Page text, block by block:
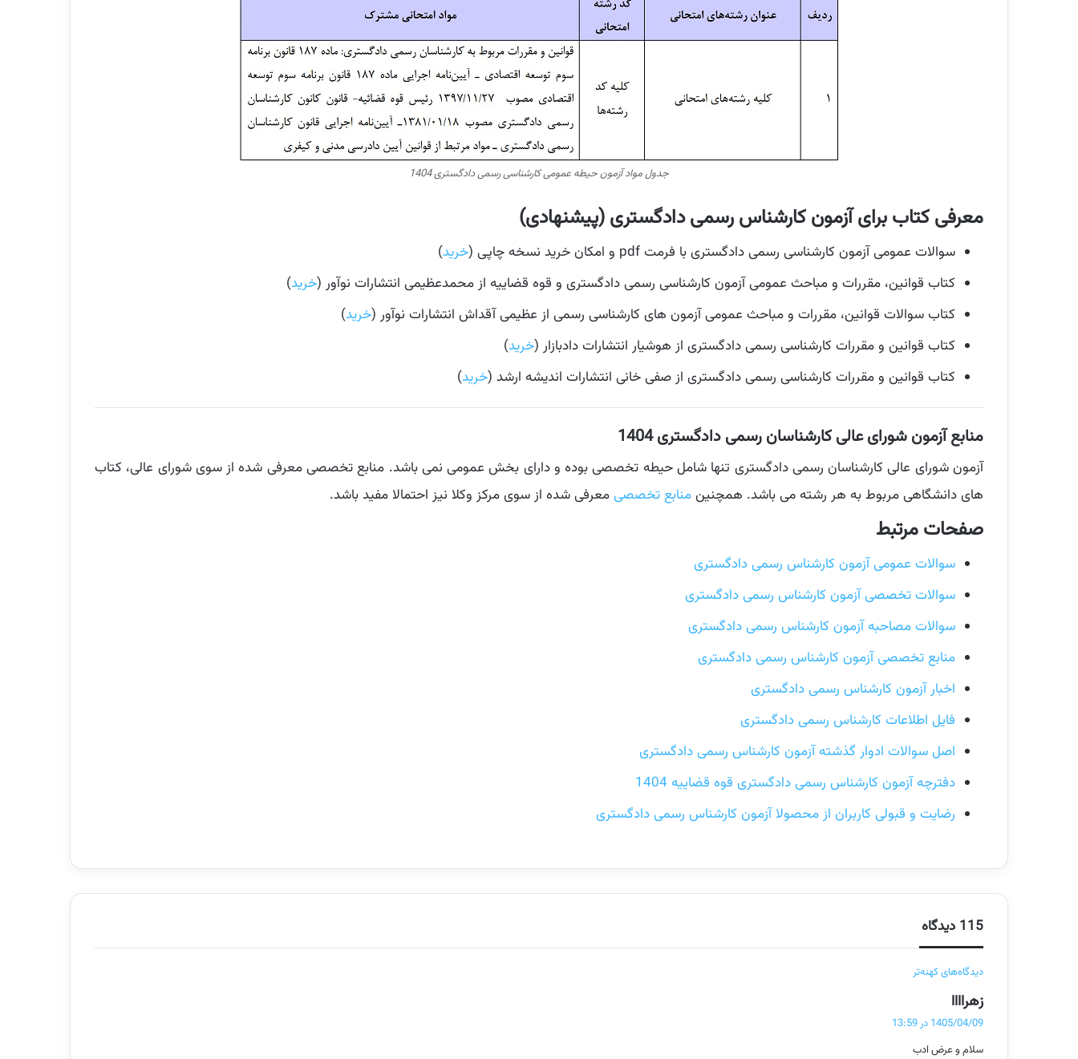
جدول مواد آزمون حیطه عمومی کارشناسی رسمی دادگستری 1404
معرفی کتاب برای آزمون کارشناس رسمی دادگستری (پیشنهادی)
سوالات عمومی آزمون کارشناسی رسمی دادگستری با فرمت pdf و امکان خرید نسخه چاپی ( خرید)
کتاب قوانین، مقررات و مباحث عمومی آزمون کارشناسی رسمی دادگستری و قوه قضاییه از محمدعظیمی انتشارات نوآور (خرید)
کتاب سوالات قوانین، مقررات و مباحث عمومی آزمون های کارشناسی رسمی از عظیمی آقداش انتشارات نوآور (خرید)
کتاب قوانین و مقررات کارشناسی رسمی دادگستری از هوشیار انتشارات دادبازار (خرید)
کتاب قوانین و مقررات کارشناسی رسمی دادگستری از صفی خانی انتشارات اندیشه ارشد (خرید)
منابع آزمون شورای عالی کارشناسان رسمی دادگستری 1404
آزمون شورای عالی کارشناسان رسمی دادگستری تنها شامل حیطه تخصصی بوده و دارای بخش عمومی نمی باشد. منابع تخصصی معرفی شده از سوی شورای عالی، کتاب
های دانشگاهی مربوط به هر رشته می باشد. همچنینمنابع تخصصیمعرفی شده از سوی مرکز وکلا نیز احتمالا مفید باشد.
صفحات مرتبط
سوالات عمومی آزمون کارشناس رسمی دادگستری
سوالات تخصصی آزمون کارشناس رسمی دادگستری
سوالات مصاحبه آزمون کارشناس رسمی دادگستری
منابع تخصصی آزمون کارشناس رسمی دادگستری
اخبار آزمون کارشناس رسمی دادگستری
فایل اطلاعات کارشناس رسمی دادگستری
اصل سوالات ادوار گذشته آزمون کارشناس رسمی دادگستری
دفترچه آزمون کارشناس رسمی دادگستری قوه قضاییه 1404
رضایت و قبولی کاربران از محصولا آزمون کارشناس رسمی دادگستری
115 دیدگاه
ر
ا
ه
دیدگاه‌های کهنه‌تر
زهراااا
ف
:
1405/04/09 در 13:59
سلام و عرض ادب